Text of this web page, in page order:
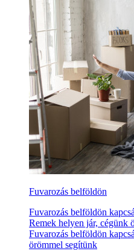
Fuvarozás belföldön
Fuvarozás belföldön
Remek helyen jár, cégünk
Fuvarozás belföldön
örömmel segítünk